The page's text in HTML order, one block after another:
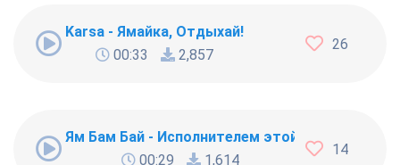
Karsa - Ямайка, Отдыхай!
00:33
2,857
26
Ям Бам Бай - Исполнителем этой забавной
00:29
1,614
14